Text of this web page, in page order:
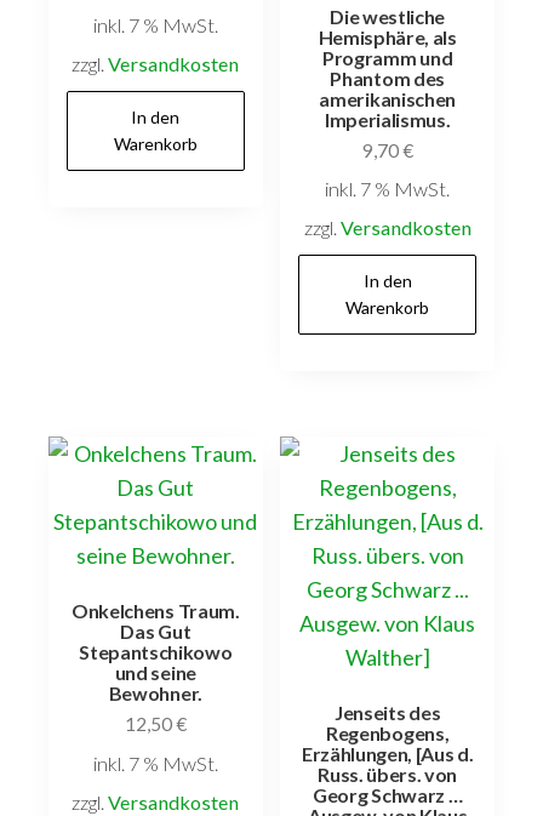
inkl. 7 % MwSt.
zzgl.Versandkosten
In den
Warenkorb
Die westliche
Hemisphäre, als
Programm und
Phantom des
amerikanischen
Imperialismus.
9,70€
inkl. 7 % MwSt.
zzgl. Versandkosten
In den
Warenkorb
Onkelchens Traum.
Das Gut
Stepantschikowo
und seine
Bewohner.
12,50€
inkl. 7 % MwSt.
zzgl.Versandkosten
Jenseits des
Regenbogens,
Erzählungen, [Aus d.
Russ. übers. von
Georg Schwarz …